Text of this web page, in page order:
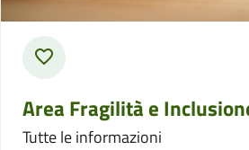
Area Fragilità e
Tutte le informazioni